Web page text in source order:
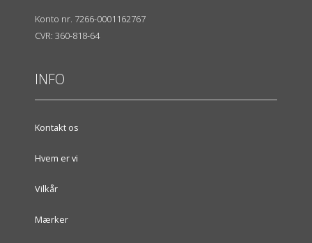
Konto nr. 7266-0001162767
CVR: 360-818-64
INFO
Kontakt os
Hvem er vi
Vilkår
Mærker